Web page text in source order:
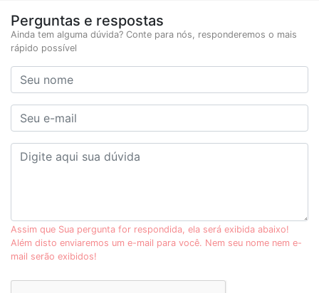
Perguntas e respostas
Ainda tem alguma dúvida? Conte para nós, responderemos o mais
rápido possível
Assim que Sua pergunta for respondida, ela será exibida abaixo!
Além disto enviaremos um e-mail para você. Nem seu nome nem e-
mail serão exibidos!